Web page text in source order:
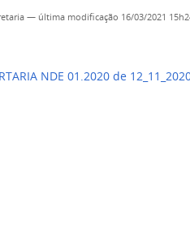
— última modificação 16/03/2021
NDE 01.2020 de